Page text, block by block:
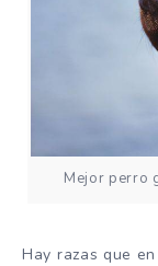
Mejor perro
Hay razas que